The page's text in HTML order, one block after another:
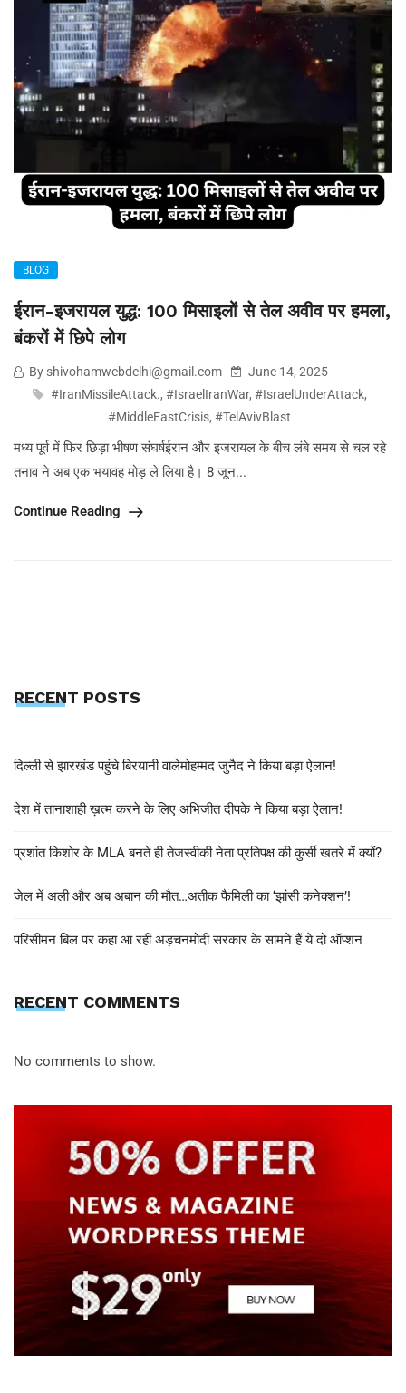
BLOG
ईरान-इजरायल युद्ध: 100 मिसाइलों से तेल अवीव पर हमला,
बंकरों में छिपे लोग
By shivohamwebdelhi@gmail.com
June 14, 2025
#IranMissileAttack., #IsraelIranWar, #IsraelUnderAttack,
#MiddleEastCrisis, #TelAvivBlast
मध्य पूर्व में फिर छिड़ा भीषण संघर्षईरान और इजरायल के बीच लंबे समय से चल रहे
तनाव ने अब एक भयावह मोड़ ले लिया है। 8 जून...
Continue Reading
RECENT POSTS
दिल्ली से झारखंड पहुंचे बिरयानी वालेमोहम्मद जुनैद ने किया बड़ा ऐलान!
देश में तानाशाही ख़त्म करने के लिए अभिजीत दीपके ने किया बड़ा ऐलान!
प्रशांत किशोर के MLA बनते ही तेजस्वीकी नेता प्रतिपक्ष की कुर्सी खतरे में क्यों?
जेल में अली और अब अबान की मौत…अतीक फैमिली का ‘झांसी कनेक्शन’!
परिसीमन बिल पर कहा आ रही अड़चनमोदी सरकार के सामने हैं ये दो ऑप्शन
RECENT COMMENTS
No comments to show.